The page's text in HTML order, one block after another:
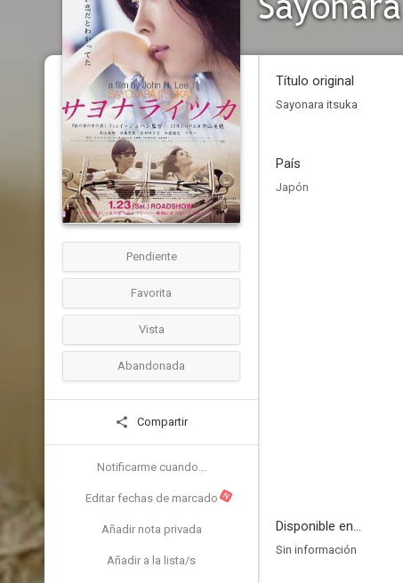
Pendiente
Favorita
Vista
Abandonada
Compartir
Notificarme cuando...
Editar fechas de marcado N
Añadir nota privada
Añadir a la lista/s
Título original
Sayonara itsuka
País
Japón
Disponible en...
Sin información